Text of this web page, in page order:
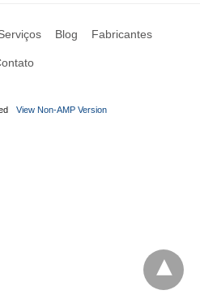
Blog Fabricantes
View Non-AMP Version